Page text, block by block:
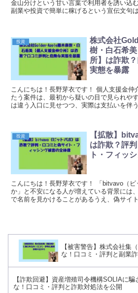
金山分けという甘い言葉で利用者を誘い込
副業や投資で簡単に稼げるという宣伝文句
投資
株式会社
樹・白石希
所】は詐欺
実態を暴露
こんにちは！長野芽衣です！ 個人支援金仲
たう案件は、最初から疑いの目で見られや
は違う入口に見せつつ、実際は支払いを伴
投資
【拡散】
は詐欺？評
ト・フィッ
こんにちは！長野芽衣です！ 「bitvavo（
か」と不安になる人が増えている背景には
で名前を見かけることがあるうえ、偽サイ
【被害警告】株式会社集
な！口コミ・評判と副業
【詐欺回避】資産増殖司令機構SOLIAに騙
な！口コミ・評判と詐欺対処法を公開